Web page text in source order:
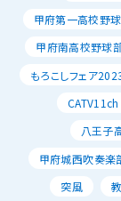
甲府第一高校野
甲府南高校野球
もろこしフェア
CATV11ch
八王子
甲府城西吹奏楽
突風